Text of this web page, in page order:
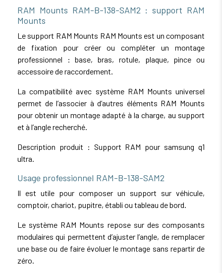
RAM Mounts RAM-B-138-SAM2 : support RAM
Mounts
Le support RAM Mounts RAM Mounts est un composant
de fixation pour créer ou compléter un montage
professionnel : base, bras, rotule, plaque, pince ou
accessoire de raccordement.
La compatibilité avec système RAM Mounts universel
permet de l’associer à d’autres éléments RAM Mounts
pour obtenir un montage adapté à la charge, au support
et à l’angle recherché.
Description produit : Support RAM pour samsung q1
ultra.
Usage professionnel RAM-B-138-SAM2
Il est utile pour composer un support sur véhicule,
comptoir, chariot, pupitre, établi ou tableau de bord.
Le système RAM Mounts repose sur des composants
modulaires qui permettent d’ajuster l’angle, de remplacer
une base ou de faire évoluer le montage sans repartir de
zéro.